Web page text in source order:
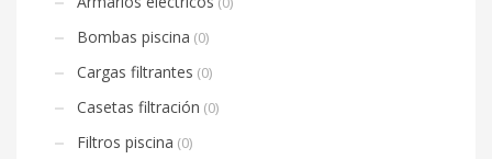
Bombas piscina (0)
Cargas filtrantes (0)
Casetas filtración (0)
Filtros piscina (0)